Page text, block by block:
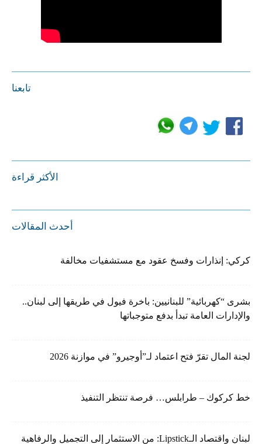
تابعنا
الأكثر قراءة
أحدث المقالات
كركي: إنذارات وفسخ عقود مع مستشفيات مخالفة
بشرى “كهربائية” للبنانيين: باخرة فيول في طريقها إلى لبنان..
والإدارات العامة تبدأ بدفع متوجباتها
لجنة المال تقرّ فتح اعتماد لـ”أوجيرو” في موازنة 2026
خط كركوك – طرابلس… فرصة تنتظر التنفيذ
لبنان واقتصاد الـLipstick: من الاستثمار إلى التجميل والرفاهية